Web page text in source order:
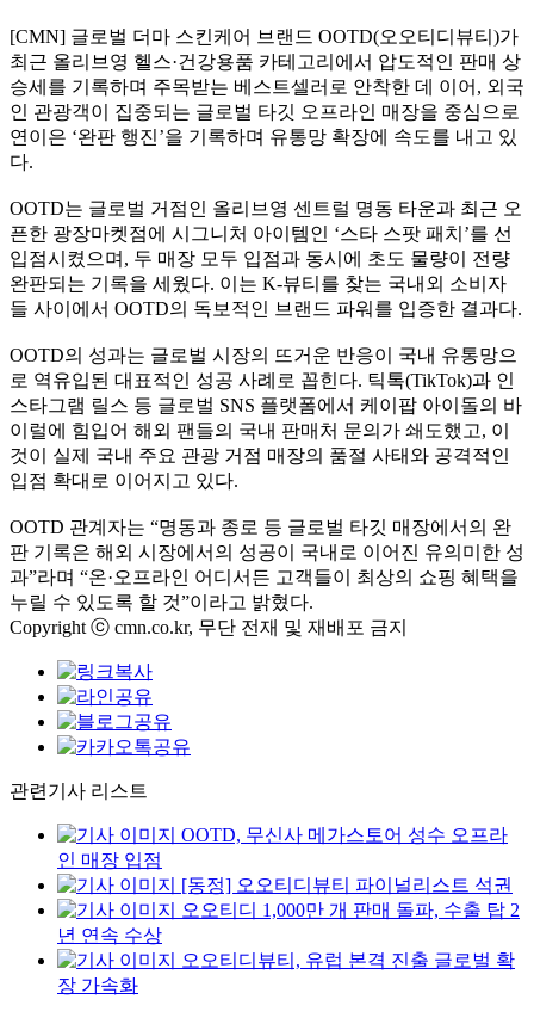
[CMN] 글로벌 더마 스킨케어 브랜드 OOTD(오오티디뷰티)가
최근 올리브영 헬스·건강용품 카테고리에서 압도적인 판매 상
승세를 기록하며 주목받는 베스트셀러로 안착한 데 이어, 외국
인 관광객이 집중되는 글로벌 타깃 오프라인 매장을 중심으로
연이은 ‘완판 행진’을 기록하며 유통망 확장에 속도를 내고 있
다.
OOTD는 글로벌 거점인 올리브영 센트럴 명동 타운과 최근 오
픈한 광장마켓점에 시그니처 아이템인 ‘스타 스팟 패치’를 선
입점시켰으며, 두 매장 모두 입점과 동시에 초도 물량이 전량
완판되는 기록을 세웠다. 이는 K-뷰티를 찾는 국내외 소비자
들 사이에서 OOTD의 독보적인 브랜드 파워를 입증한 결과다.
OOTD의 성과는 글로벌 시장의 뜨거운 반응이 국내 유통망으
로 역유입된 대표적인 성공 사례로 꼽힌다. 틱톡(TikTok)과 인
스타그램 릴스 등 글로벌 SNS 플랫폼에서 케이팝 아이돌의 바
이럴에 힘입어 해외 팬들의 국내 판매처 문의가 쇄도했고, 이
것이 실제 국내 주요 관광 거점 매장의 품절 사태와 공격적인
입점 확대로 이어지고 있다.
OOTD 관계자는 “명동과 종로 등 글로벌 타깃 매장에서의 완
판 기록은 해외 시장에서의 성공이 국내로 이어진 유의미한 성
과”라며 “온·오프라인 어디서든 고객들이 최상의 쇼핑 혜택을
누릴 수 있도록 할 것”이라고 밝혔다.
Copyright ⓒ cmn.co.kr, 무단 전재 및 재배포 금지
관련기사 리스트
OOTD, 무신사 메가스토어 성수 오프라
인 매장 입점
[동정] 오오티디뷰티 파이널리스트 석권
오오티디 1,000만 개 판매 돌파, 수출 탑 2
년 연속 수상
오오티디뷰티, 유럽 본격 진출 글로벌 확
장 가속화